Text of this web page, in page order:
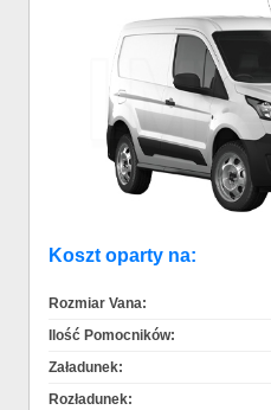
Koszt oparty na:
Rozmiar Vana:
Ilość Pomocników:
Załadunek:
Rozładunek: